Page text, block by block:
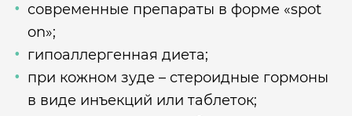
современные препараты в форме «spot
on»;
гипоаллергенная диета;
при кожном зуде – стероидные гормоны
в виде инъекций или таблеток;